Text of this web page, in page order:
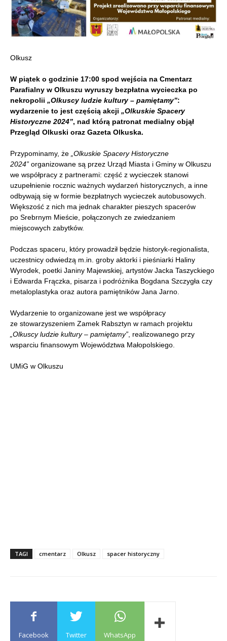
Olkusz
W piątek o godzinie 17:00 spod wejścia na Cmentarz
Parafialny w Olkuszu wyruszy bezpłatna wycieczka po
nekropolii „Olkuscy ludzie kultury – pamiętamy”:
wydarzenie to jest częścią akcji „Olkuskie Spacery
Historyczne 2024”, nad którą patronat medialny objął
Przegląd Olkuski oraz Gazeta Olkuska.
Przypominamy, że „Olkuskie Spacery Historyczne
2024” organizowane są przez Urząd Miasta i Gminy w Olkuszu
we współpracy z partnerami: część z wycieczek stanowi
uzupełnienie rocznic ważnych wydarzeń historycznych, a inne
odbywają się w formie bezpłatnych wycieczek autobusowych.
Większość z nich ma jednak charakter pieszych spacerów
po Srebrnym Mieście, połączonych ze zwiedzaniem
miejscowych zabytków.
Podczas spaceru, który prowadził będzie historyk-regionalista,
uczestnicy odwiedzą m.in. groby aktorki i pieśniarki Haliny
Wyrodek, poetki Janiny Majewskiej, artystów Jacka Taszyckiego
i Edwarda Frączka, pisarza i podróżnika Bogdana Szczygła czy
metaloplastyka oraz autora pamiętników Jana Jarno.
Wydarzenie to organizowane jest we współpracy
ze stowarzyszeniem Zamek Rabsztyn w ramach projektu
„Olkuscy ludzie kultury – pamiętamy” , realizowanego przy
wsparciu finansowym Województwa Małopolskiego.
UMiG w Olkuszu
TAGI cmentarz Olkusz spacer historyczny
Facebook Twitter WhatsApp